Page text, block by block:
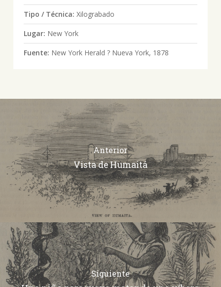
Tipo / Técnica: Xilograbado
Lugar: New York
Fuente: New York Herald ? Nueva York, 1878
Anterior
Vista de Humaitá
Siguiente